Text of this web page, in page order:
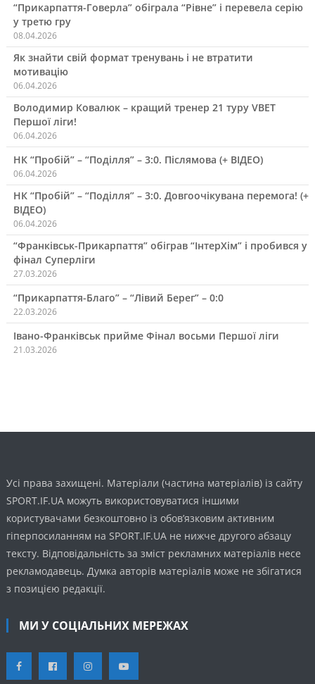
“Прикарпаття-Говерла” обіграла “Рівне” і перевела серію
у третю гру
08.04.2026
Як знайти свій формат тренувань і не втратити
мотивацію
06.04.2026
Володимир Ковалюк – кращий тренер 21 туру VBET
Першої ліги!
06.04.2026
НК “Пробій” – “Поділля” – 3:0. Післямова (+ ВІДЕО)
06.04.2026
НК “Пробій” – “Поділля” – 3:0. Довгоочікувана перемога! (+
ВІДЕО)
06.04.2026
“Франківськ-Прикарпаття” обіграв “ІнтерХім” і пробився у
фінал Суперліги
27.03.2026
“Прикарпаття-Благо” – “Лівий Берег” – 0:0
22.03.2026
Івано-Франківськ прийме Фінал восьми Першої ліги
21.03.2026
Усі права захищені. Матеріали (частина матеріалів) із сайту
SPORT.IF.UA можуть використовуватися іншими
користувачами безкоштовно із обов’язковим активним
гіперпосиланням на SPORT.IF.UA не нижче другого абзацу
тексту. Відповідальність за зміст рекламних матеріалів несе
рекламодавець. Думка авторів матеріалів може не збігатися
з позицією редакції.
МИ У СОЦІАЛЬНИХ МЕРЕЖАХ